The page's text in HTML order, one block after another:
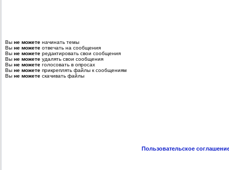
Вы не можете начинать темы
Вы не можете отвечать на сообщения
Вы не можете редактировать свои сообщения
Вы не можете удалять свои сообщения
Вы не можете голосовать в опросах
Вы не можете прикреплять файлы к сообщениям
Вы не можете скачивать файлы
Пользовательское